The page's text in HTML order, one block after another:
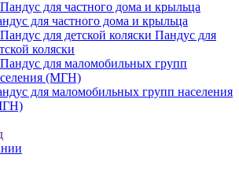
для частного дома и крыльца
Пандус для
коляски
для маломобильных групп населения